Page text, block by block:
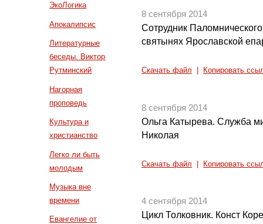
ЭкоЛогика
Апокалипсис
Литературные
беседы. Виктор
Рутминский
Нагорная
проповедь
Культура и
христианство
Легко ли быть
молодым
Музыка вне
времени
Евангелие от
8 сентября 2014
Сотрудник
святынях Ярославской
Скачать файл Копировать
8 сентября 2014
Ольга Катырева. Служба
Николая
Скачать файл Копировать
4 сентября 2014
Цикл Толковник. Конст